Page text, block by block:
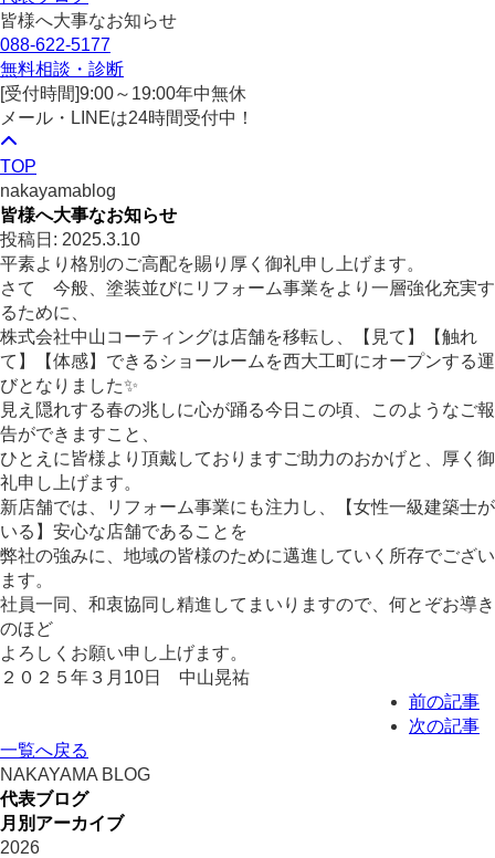
皆様へ大事なお知らせ
088-622-5177
無料相談・診断
[受付時間]9:00～19:00年中無休
メール・LINEは24時間受付中！
TOP
nakayamablog
皆様へ大事なお知らせ
投稿日: 2025.3.10
平素より格別のご高配を賜り厚く御礼申し上げます。
さて 今般、塗装並びにリフォーム事業をより一層強化充実す
るために、
株式会社中山コーティングは店舗を移転し、【見て】【触れ
て】【体感】できるショールームを西大工町にオープンする運
びとなりました✨
見え隠れする春の兆しに心が踊る今日この頃、このようなご報
告ができますこと、
ひとえに皆様より頂戴しておりますご助力のおかげと、厚く御
礼申し上げます。
新店舗では、リフォーム事業にも注力し、【女性一級建築士が
いる】安心な店舗であることを
弊社の強みに、地域の皆様のために邁進していく所存でござい
ます。
社員一同、和衷協同し精進してまいりますので、何とぞお導き
のほど
よろしくお願い申し上げます。
２０２５年３月10日 中山晃祐
前の記事
次の記事
一覧へ戻る
NAKAYAMA BLOG
代表ブログ
月別アーカイブ
2026